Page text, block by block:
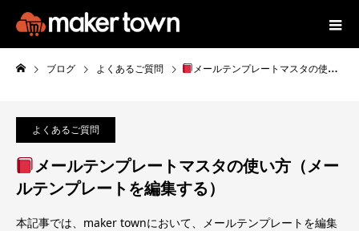
ブログ よくあるご質問 メールテンプレートマスタの使い方（メールテンプレートを編集する）
よくあるご質問
メールテンプレートマスタの使い方（メー
ルテンプレートを編集する）
本記事では、maker townにおいて、メールテンプレートを編集